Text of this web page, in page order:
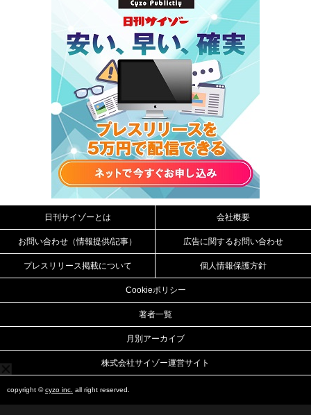
日刊サイゾーとは 会社概要
お問い合わせ（情報提供/記事） 広告に関するお問い合わせ
プレスリリース掲載について 個人情報保護方針
Cookieポリシー
著者一覧
月別アーカイブ
株式会社サイゾー運営サイト
copyright ©cyzo inc. all right reserved.